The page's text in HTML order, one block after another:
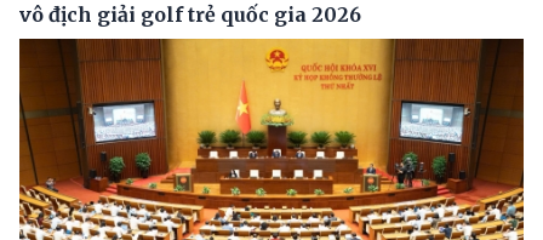
vô địch giải golf trẻ quốc gia 2026